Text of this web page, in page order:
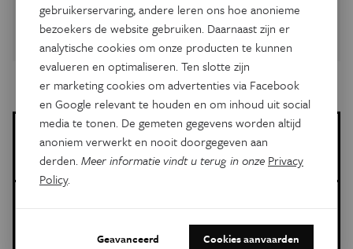
Koop magazine
Sylvia Wenmackers
Meer artikels van deze auteur
raket Elon Musk Eos Blogs
gebruikerservaring, andere leren ons hoe anonieme
bezoekers de website gebruiken. Daarnaast zijn er
analytische cookies om onze producten te kunnen
evalueren en optimaliseren. Ten slotte zijn
er marketing cookies om advertenties via Facebook
en Google relevant te houden en om inhoud uit social
media te tonen. De gemeten gegevens worden altijd
anoniem verwerkt en nooit doorgegeven aan
derden.Meer informatie vindt u terug in onze Privacy
Policy.
Geavanceerd Cookies aanvaarden